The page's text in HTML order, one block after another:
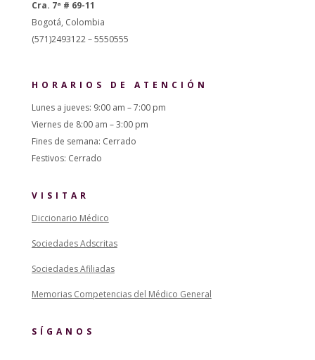
Cra. 7ª # 69-11
Bogotá, Colombia
(571)2493122 – 5550555
HORARIOS DE ATENCIÓN
Lunes a jueves: 9:00 am – 7:00 pm
Viernes de 8:00 am – 3:00 pm
Fines de semana: Cerrado
Festivos: Cerrado
VISITAR
Diccionario Médico
Sociedades Adscritas
Sociedades Afiliadas
Memorias Competencias del Médico General
SÍGANOS